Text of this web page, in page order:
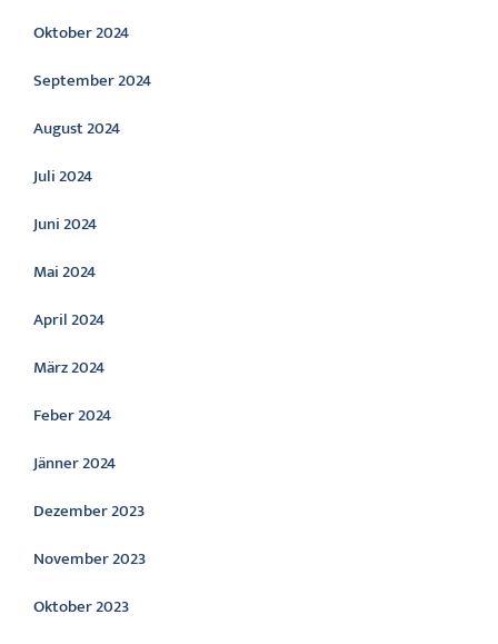
Oktober 2024
September 2024
August 2024
Juli 2024
Juni 2024
Mai 2024
April 2024
März 2024
Feber 2024
Jänner 2024
Dezember 2023
November 2023
Oktober 2023